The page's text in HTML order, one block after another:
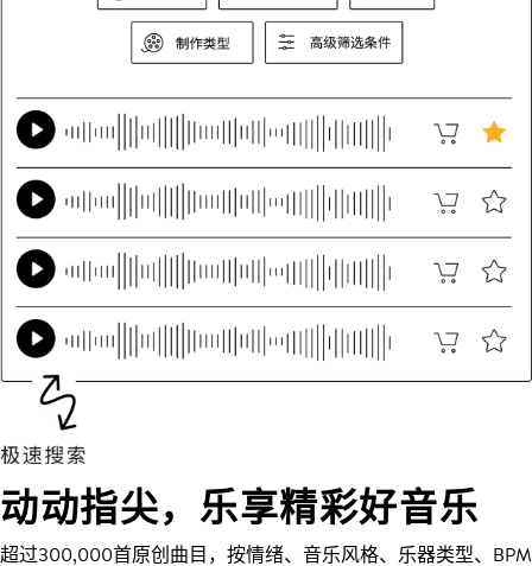
动动指尖，乐享精彩好音乐
超过300,000首原创曲目，按情绪、音乐风格、乐器类型、BPM